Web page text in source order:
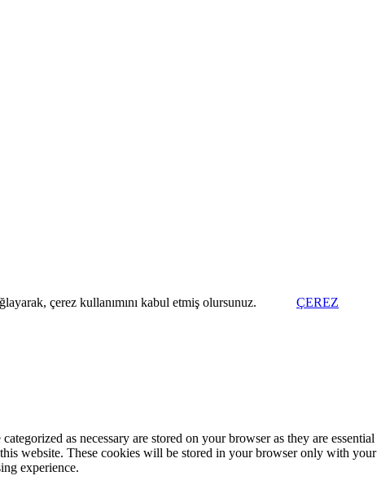
çerez kullanımını kabul etmiş olursunuz.
ÇEREZ
as necessary are stored on your browser as they are essential
website. These cookies will be stored in your browser only with your
experience.